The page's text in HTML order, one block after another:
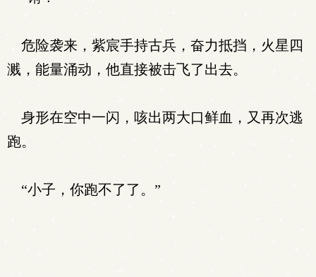
危险袭来，紫宸手持古兵，奋力抵挡，火星四
溅，能量涌动，他直接被击飞了出去。
身形在空中一闪，咳出两大口鲜血，又再次逃
跑。
“小子，你跑不了了。”